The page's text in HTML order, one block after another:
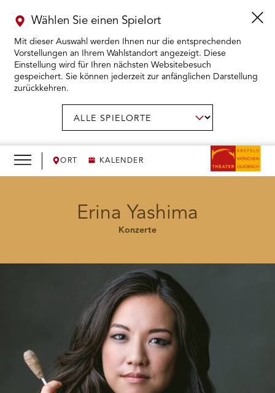
ORT KALENDER
Wählen Sie einen Spielort
Mit dieser Auswahl werden Ihnen nur die entsprechenden
Vorstellungen an Ihrem Wahlstandort angezeigt. Diese
Einstellung wird für Ihren nächsten Websitebesuch
gespeichert. Sie können jederzeit zur anfänglichen Darstellung
zurückkehren.
KARTENKAUF ÖFFNEN
WIR ÖFFNEN
DAS THEATER ÖFFNEN
Erina Yashima
Konzerte